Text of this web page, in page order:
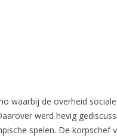
waarbij de overheid
werd hevig
spelen. De korpschef